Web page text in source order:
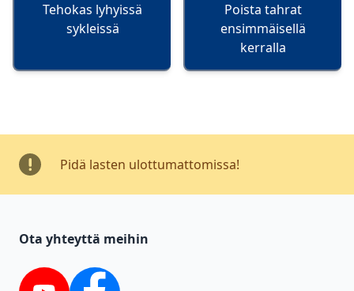
Tehokas lyhyissä
sykleissä
Poista tahrat
ensimmäisellä
kerralla
Pidä lasten ulottumattomissa!
Ota yhteyttä meihin